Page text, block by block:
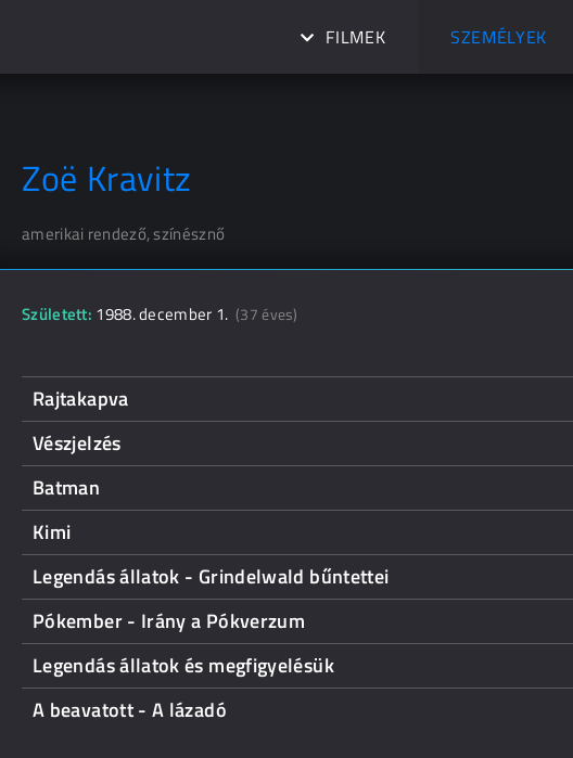
FILMEK SZEMÉLYEK
Zoë Kravitz
amerikai rendező, színésznő
Született: 1988. december 1. (37 éves)
Rajtakapva
Vészjelzés
Batman
Kimi
Legendás állatok - Grindelwald bűntettei
Pókember - Irány a Pókverzum
Legendás állatok és megfigyelésük
A beavatott - A lázadó